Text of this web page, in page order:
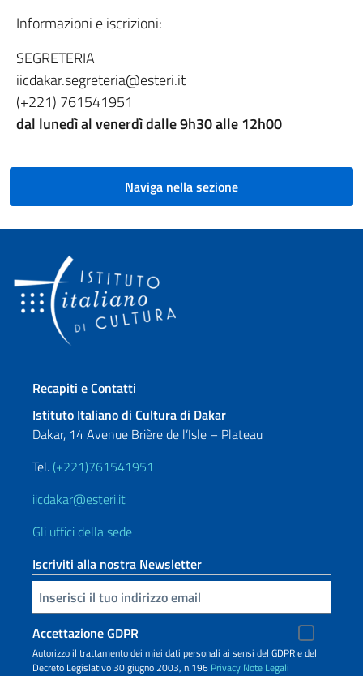
Informazioni e iscrizioni:
SEGRETERIA
iicdakar.segreteria@esteri.it
(+221) 761541951
dal lunedì al venerdì dalle 9h30 alle 12h00
Naviga nella sezione
Sezione footer
Recapiti e Contatti
Istituto Italiano di Cultura di Dakar
Dakar, 14 Avenue Brière de l’Isle – Plateau
Tel. (+221)761541951
iicdakar@esteri.it
Gli uffici della sede
Iscriviti alla nostra Newsletter
Inserisci la tua email
Accettazione GDPR
Autorizzo il trattamento dei miei dati personali ai sensi del GDPR e del
Decreto Legislativo 30 giugno 2003, n.196 Privacy Note Legali